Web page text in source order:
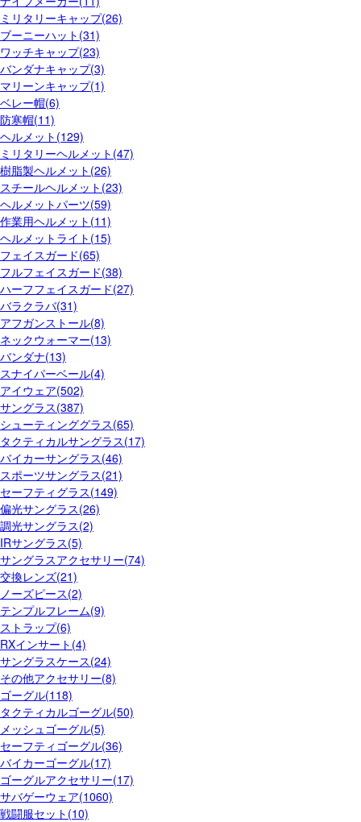
ミリタリーキャップ(26)
ブーニーハット(31)
ワッチキャップ(23)
バンダナキャップ(3)
マリーンキャップ(1)
ベレー帽(6)
防寒帽(11)
ヘルメット(129)
ミリタリーヘルメット(47)
樹脂製ヘルメット(26)
スチールヘルメット(23)
ヘルメットパーツ(59)
作業用ヘルメット(11)
ヘルメットライト(15)
フェイスガード(65)
フルフェイスガード(38)
ハーフフェイスガード(27)
バラクラバ(31)
アフガンストール(8)
ネックウォーマー(13)
バンダナ(13)
スナイパーベール(4)
アイウェア(502)
サングラス(387)
シューティンググラス(65)
タクティカルサングラス(17)
バイカーサングラス(46)
スポーツサングラス(21)
セーフティグラス(149)
偏光サングラス(26)
調光サングラス(2)
IRサングラス(5)
サングラスアクセサリー(74)
交換レンズ(21)
ノーズピース(2)
テンプルフレーム(9)
ストラップ(6)
RXインサート(4)
サングラスケース(24)
その他アクセサリー(8)
ゴーグル(118)
タクティカルゴーグル(50)
メッシュゴーグル(5)
セーフティゴーグル(36)
バイカーゴーグル(17)
ゴーグルアクセサリー(17)
サバゲーウェア(1060)
戦闘服セット(10)